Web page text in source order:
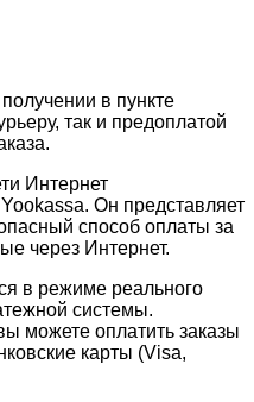
в пункте
так и предоплатой
Интернет
Он представляет
способ оплаты за
через Интернет.
в режиме реального
системы.
можете оплатить заказы
карты (Visa,